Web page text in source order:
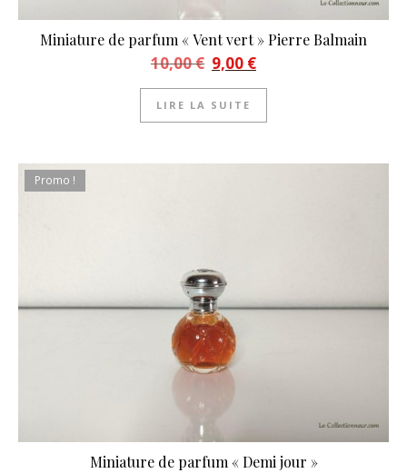
Miniature de parfum « Vent vert » Pierre Balmain
10,00€ Le prix initial était : 10,00 €.
9,00 €Le prix actuel est : 9,00 €.
LIRE LA SUITE
Promo !
Miniature de parfum « Demi jour »